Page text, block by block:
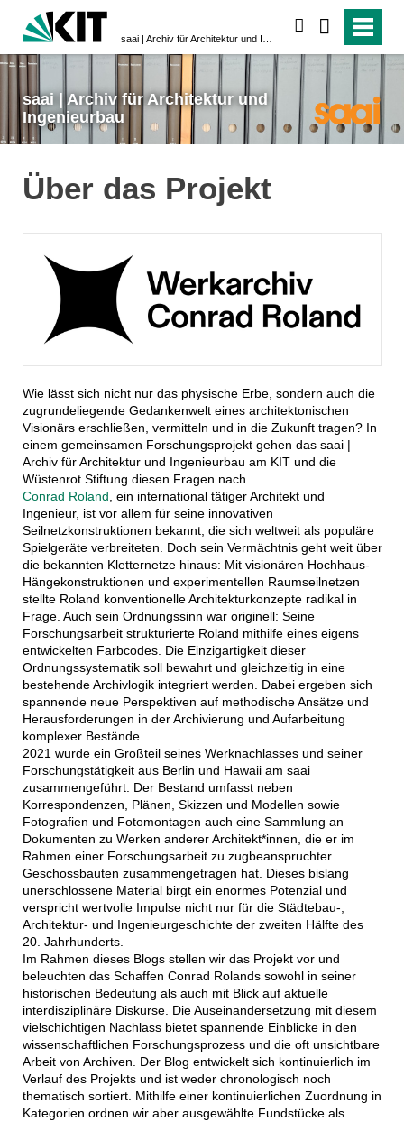
saai | Archiv für Architektur und
Ingenieurbau
Über das Projekt
Wie lässt sich nicht nur das physische Erbe, sondern auch die
zugrundeliegende Gedankenwelt eines architektonischen
Visionärs erschließen, vermitteln und in die Zukunft tragen? In
einem gemeinsamen Forschungsprojekt gehen das saai |
Archiv für Architektur und Ingenieurbau am KIT und die
Wüstenrot Stiftung diesen Fragen nach.
Conrad Roland , ein international tätiger Architekt und
Ingenieur, ist vor allem für seine innovativen
Seilnetzkonstruktionen bekannt, die sich weltweit als populäre
Spielgeräte verbreiteten. Doch sein Vermächtnis geht weit über
die bekannten Kletternetze hinaus: Mit visionären Hochhaus-
Hängekonstruktionen und experimentellen Raumseilnetzen
stellte Roland konventionelle Architekturkonzepte radikal in
Frage. Auch sein Ordnungssinn war originell: Seine
Forschungsarbeit strukturierte Roland mithilfe eines eigens
entwickelten Farbcodes. Die Einzigartigkeit dieser
Ordnungssystematik soll bewahrt und gleichzeitig in eine
bestehende Archivlogik integriert werden. Dabei ergeben sich
spannende neue Perspektiven auf methodische Ansätze und
Herausforderungen in der Archivierung und Aufarbeitung
komplexer Bestände.
2021 wurde ein Großteil seines Werknachlasses und seiner
Forschungstätigkeit aus Berlin und Hawaii am saai
zusammengeführt. Der Bestand umfasst neben
Korrespondenzen, Plänen, Skizzen und Modellen sowie
Fotografien und Fotomontagen auch eine Sammlung an
Dokumenten zu Werken anderer Architekt*innen, die er im
Rahmen einer Forschungsarbeit zu zugbeanspruchter
Geschossbauten zusammengetragen hat. Dieses bislang
unerschlossene Material birgt ein enormes Potenzial und
verspricht wertvolle Impulse nicht nur für die Städtebau-,
Architektur- und Ingenieurgeschichte der zweiten Hälfte des
20. Jahrhunderts.
Im Rahmen dieses Blogs stellen wir das Projekt vor und
beleuchten das Schaffen Conrad Rolands sowohl in seiner
historischen Bedeutung als auch mit Blick auf aktuelle
interdisziplinäre Diskurse. Die Auseinandersetzung mit diesem
vielschichtigen Nachlass bietet spannende Einblicke in den
wissenschaftlichen Forschungsprozess und die oft unsichtbare
Arbeit von Archiven. Der Blog entwickelt sich kontinuierlich im
Verlauf des Projekts und ist weder chronologisch noch
thematisch sortiert. Mithilfe einer kontinuierlichen Zuordnung in
Kategorien ordnen wir aber ausgewählte Fundstücke als